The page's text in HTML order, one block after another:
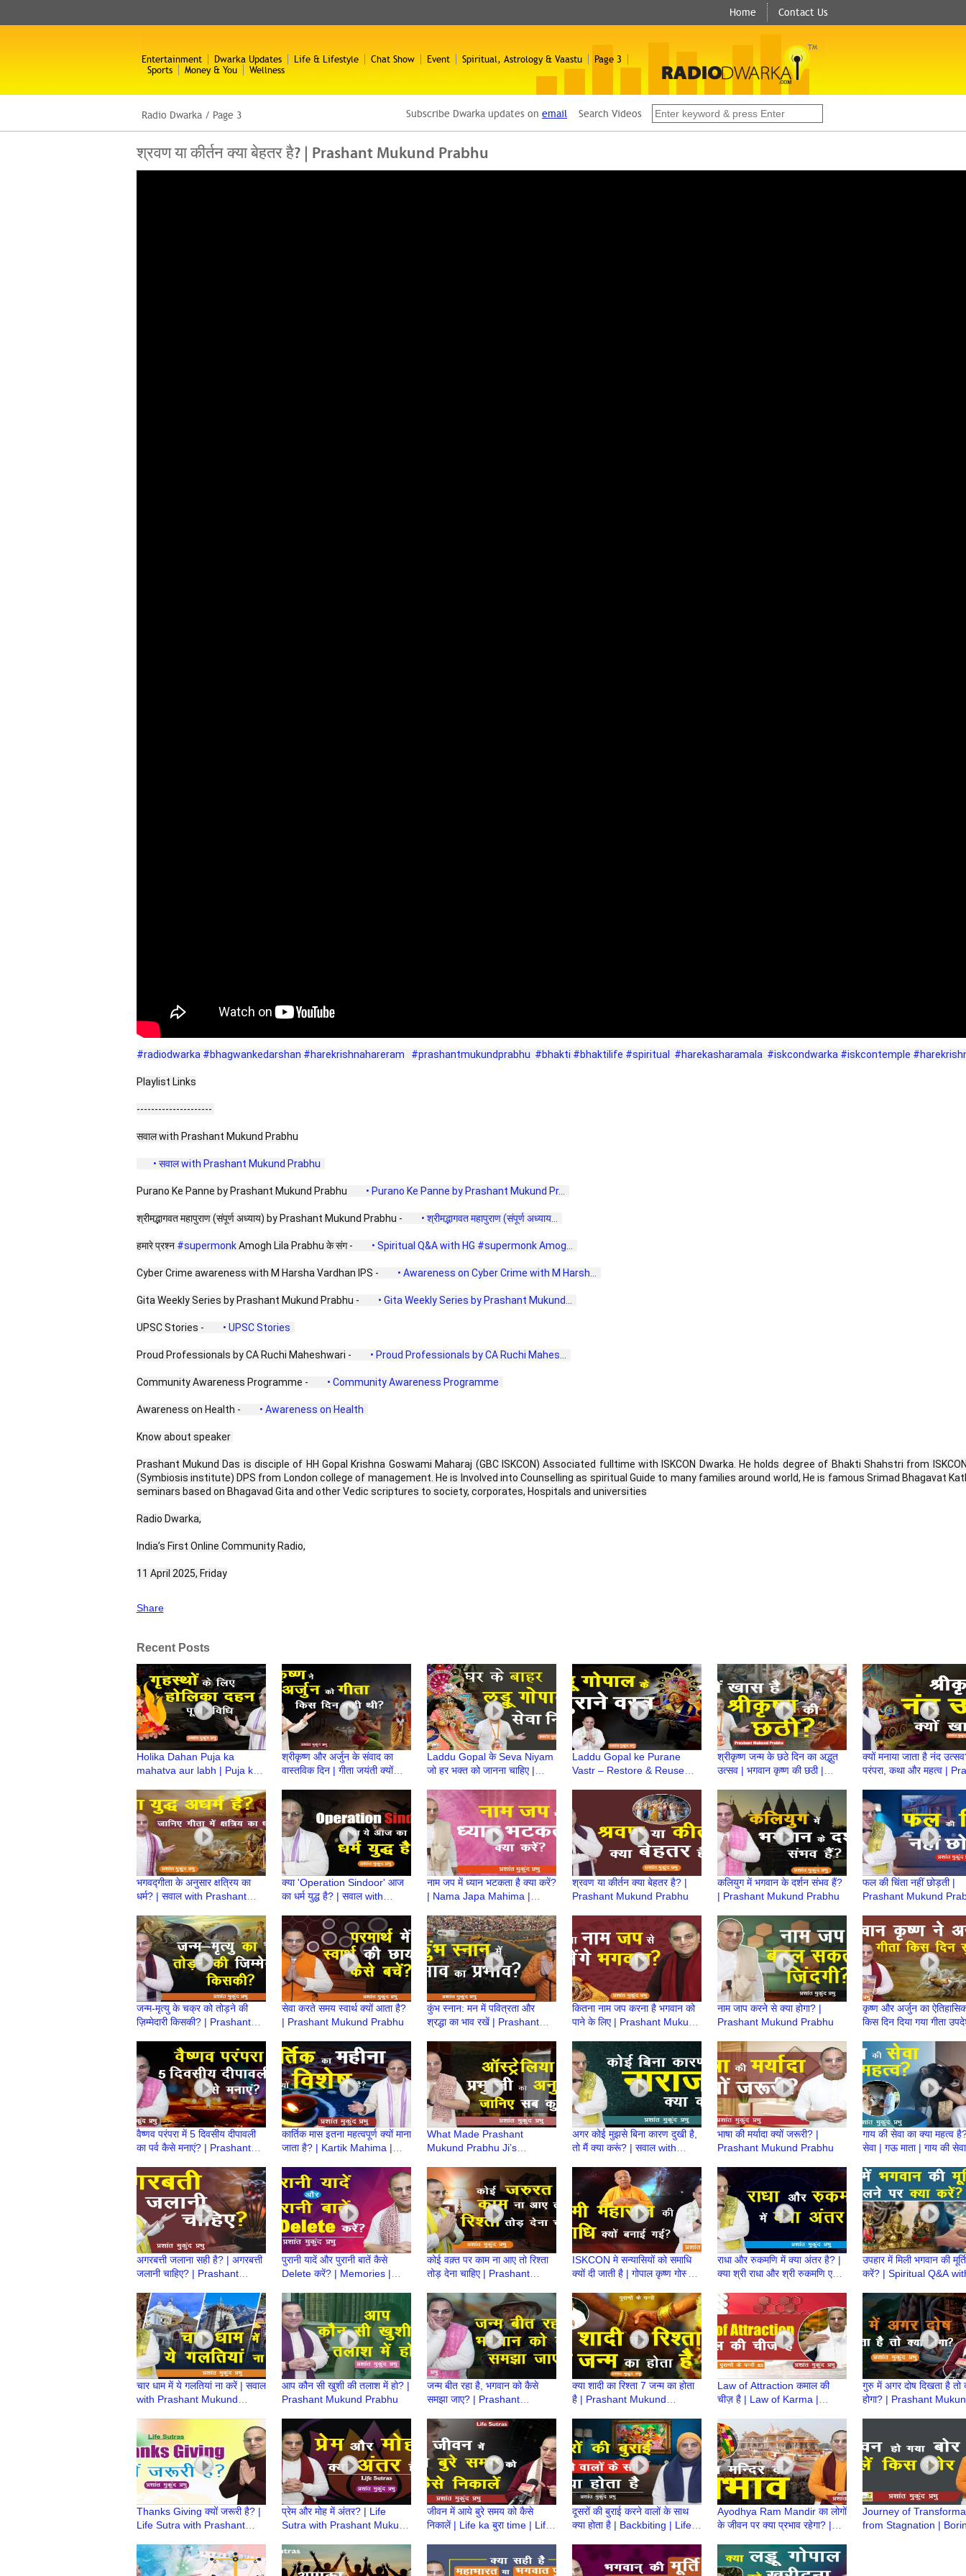
Home Contact Us
Entertainment Dwarka Updates Life & Lifestyle Chat Show Event Spiritual, Astrology & Vaastu
Page 3
Sports
Money & You Wellness
TM
Radio Dwarka / Page 3 Subscribe Dwarka updates on email Search Videos
श्रवण या कीर्तन क्या बेहतर है? | Prashant Mukund Prabhu
#radiodwarka #bhagwankedarshan #harekrishnahareram #prashantmukundprabhu #bhakti #bhaktilife #spiritual #harekasharamala #iskcondwarka #iskcontemple
Playlist Links
---------------------
सवाल with Prashant Mukund Prabhu
• सवाल with Prashant Mukund Prabhu
Purano Ke Panne by Prashant Mukund Prabhu • Purano Ke Panne by Prashant Mukund Pr...
श्रीमद्भागवत महापुराण (संपूर्ण अध्याय) by Prashant Mukund Prabhu - • श्रीमद्भागवत महापुराण (संपूर्ण अध्याय...
हमारे प्रश्न #supermonk Amogh Lila Prabhu के संग - • Spiritual Q&A with HG #supermonk Amog...
Cyber Crime awareness with M Harsha Vardhan IPS - • Awareness on Cyber Crime with M Harsh...
Gita Weekly Series by Prashant Mukund Prabhu - • Gita Weekly Series by Prashant Mukund...
UPSC Stories - • UPSC Stories
Proud Professionals by CA Ruchi Maheshwari - • Proud Professionals by CA Ruchi Mahes...
Community Awareness Programme - • Community Awareness Programme
Awareness on Health - • Awareness on Health
Know about speaker
Prashant Mukund Das is disciple of HH Gopal Krishna Goswami Maharaj (GBC ISKCON) Associated fulltime with ISKCON Dwarka. He holds degree of Bhakti Shahstri from
(Symbiosis institute) DPS from London college of management. He is Involved into Counselling as spiritual Guide to many families around world, He is famous Srimad
seminars based on Bhagavad Gita and other Vedic scriptures to society, corporates, Hospitals and universities
Radio Dwarka,
India’s First Online Community Radio,
11 April 2025, Friday
Share
Recent Posts
Holika Dahan Puja ka
mahatva aur labh | Puja ke
Mukund Prabhu
श्रीकृष्ण और अर्जुन के संवाद का
वास्तविक दिन | गीता जयंती क्यों
Mukund Prabhu
Laddu Gopal के Seva Niyam
जो हर भक्त को जानना चाहिए |
Laddu Gopal ke Purane
Vastr – Restore & Reuse
श्रीकृष्ण जन्म के छठे दिन का अद्भुत
उत्सव | भगवान कृष्ण की छठी |
छठी कथा
क्यों मनाया जाता है नंद
परंपरा, कथा और महत्व |
भगवद्गीता के अनुसार क्षत्रिय का
धर्म? | सवाल with Prashant
क्या 'Operation Sindoor' आज
का धर्म युद्ध है? | सवाल with
नाम जप में ध्यान भटकता है क्या करें?
| Nama Japa Mahima |
श्रवण या कीर्तन क्या बेहतर है? |
Prashant Mukund Prabhu
कलियुग में भगवान के दर्शन संभव हैं?
| Prashant Mukund Prabhu
फल की चिंता नहीं छोड़ती |
Prashant Mukund
जन्म-मृत्यु के चक्र को तोड़ने की
ज़िम्मेदारी किसकी? | Prashant
सेवा करते समय स्वार्थ क्यों आता है?
| Prashant Mukund Prabhu
कुंभ स्नान: मन में पवित्रता और
श्रद्धा का भाव रखें | Prashant
कितना नाम जप करना है भगवान को
पाने के लिए | Prashant Mukund
नाम जाप करने से क्या होगा? |
Prashant Mukund Prabhu
कृष्ण और अर्जुन का
किस दिन दिया गया गीता
Gita Jayanti
वैष्णव परंपरा में 5 दिवसीय दीपावली
का पर्व कैसे मनाएं? | Prashant
Deepotsav
कार्तिक मास इतना महत्वपूर्ण क्यों माना
जाता है? | Kartik Mahima |
Prabhu
What Made Prashant
Mukund Prabhu Ji’s
ऑस्ट्रेलिया यात्रा की खास बातें
अगर कोई मुझसे बिना कारण दुखी है,
तो मैं क्या करूं? | सवाल with
भाषा की मर्यादा क्यों जरूरी? |
Prashant Mukund Prabhu
गाय की सेवा का क्या महत्व
सेवा | गऊ माता | गाय की
Prabhu
अगरबत्ती जलाना सही है? | अगरबत्ती
जलानी चाहिए? | Prashant
पुरानी यादें और पुरानी बातें कैसे
Delete करें? | Memories |
कोई वक़्त पर काम ना आए तो रिश्ता
तोड़ देना चाहिए | Prashant
ISKCON मे सन्यासियों को समाधि
क्यों दी जाती है | गोपाल कृष्ण गोस्वामी
Prabhu
राधा और रुकमणि में क्या अंतर है? |
क्या श्री राधा और श्री रुकमणि एक
Prabhu
उपहार में मिली भगवान की
करें? | Spiritual Q&A
चार धाम में ये गलतियां ना करें | सवाल
with Prashant Mukund
आप कौन सी खुशी की तलाश में हो? |
Prashant Mukund Prabhu
जन्म बीत रहा है, भगवान को कैसे
समझा जाए? | Prashant
क्या शादी का रिश्ता 7 जन्म का होता
है | Prashant Mukund
Law of Attraction कमाल की
चीज़ है | Law of Karma |
गुरु में अगर दोष दिखता है तो
होगा? | Prashant
Thanks Giving क्यों जरूरी है? |
Life Sutra with Prashant
प्रेम और मोह में अंतर? | Life
Sutra with Prashant Mukund
जीवन में आये बुरे समय को कैसे
निकालें | Life ka बुरा time | Life
दूसरों की बुराई करने वालों के साथ
क्या होता है | Backbiting | Life
Prabhu
Ayodhya Ram Mandir का लोगों
के जीवन पर क्या प्रभाव रहेगा? |
Mukund Prabhu
Journey of
from Stagnation |